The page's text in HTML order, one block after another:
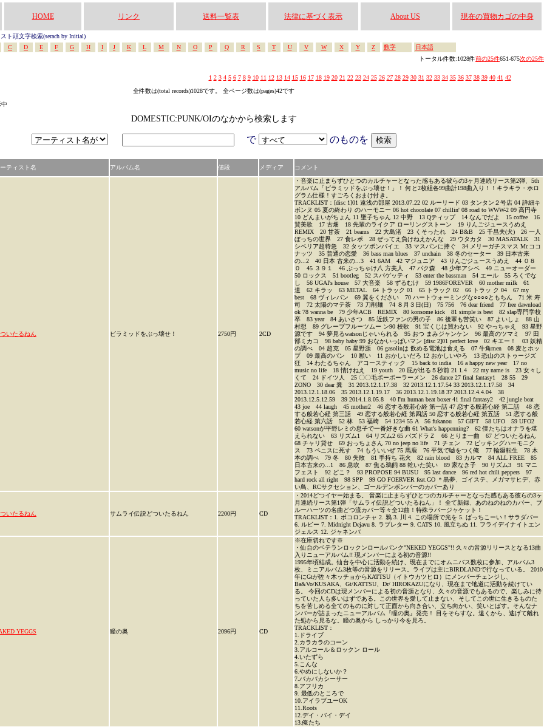
HOME リンク 送料一覧表 法律に基づく表示 About US 現在の買物カゴの中身
ト頭文字検索(serach by Initial)
C
D E F G H I J K L M N O P Q R S T U V W X Y Z 数字
日本語
トータル件数:1028件前の25件651-675次の25件
1 2 3 4 5 6 7 8 9 10 11 12 13 14 15 16 17 18 19 20 21 22 23 24 25 26 27 28 29 30 31 32 33 34 35 36 37 38 39 40 41 42
全件数は(total records)1028です。 全ページ数は(pages)42です
DOMESTIC:PUNK/OIのなかから検索します
で のものを
ティスト名 アルバム名 値段 メディア コメント
いたるねん ピラミッドをぶっ壊せ！ 2750円 2CD
・音楽に止まらずひとつのカルチャーとなった感もある彼らの3ヶ月連続リース第2弾、5th
アルバム「ピラミッドをぶっ壊せ！」！ 何と2枚組各99曲計198曲入り！！キラキラ・ホロ
グラム仕様！すごろくおまけ付き。
TRACKLIST：[disc 1]01 遠浅の部屋 2013.07.22 02 ルーリード 03 タンタン２号店 04 詳細キ
ボンヌ 05 夏の終わり のハーモニー 06 hot chocolate 07 chillin' 08 road to WWW-2 09 高円寺
10 どんまいがちょん 11 聖子ちゃん 12 中野 13 Qティップ 14 なんでだよ 15 coffee 16
賛美歌 17 古畑 18 先輩のライクア ローリングストーン 19 りんごジュースうめえ
REMIX 20 甘茶 21 beams 22 大島渚 23 くそったれ 24 B&B 25 千昌夫(犬) 26 一人
ぼっちの世界 27 食レポ 28 ぜってえ負けねえかんな 29 ウタカタ 30 MASATALK 31
シベリア超特急 32 タッツボンバイエ 33 マスパンに捧ぐ 34 メリーガチスマス Mr.ココ
ナッツ 35 普通の恋愛 36 bass man blues 37 unchain 38 冬のセーター 39 日本古来
の...2 40 日本 古来の...3 41 6AM 42 マジュニア 43 りんごジュースうめえ 44 ０８
０ 45 ３９１ 46 ぶっちゃけ八 方美人 47 パク森 48 少年アシベ 49 ニューオーダー
50 ロックス 51 bootleg 52 スパゲッティ 53 enter the bassman 54 エール 55 ろくでな
し 56 UGAI's house 57 大音楽 58 ずるむけ 59 1986FOREVER 60 mother milk 61
道 62 キラッ 63 METAL 64 トラック 01 65 トラック 02 66 トラッ ク 04 67 my
best 68 ヴィレバン 69 翼をください 70 ハートウォーミングな○○○○ともちん 71 米 寿
司 72 太陽のマテ茶 73 刀削麺 74 ８月３日(日) 75 756 76 dear friend 77 free dawnload
ok 78 wanna be 79 少年ACB REMIX 80 konsome kick 81 simple is best 82 slap専門学校
卒 83 year 84 あいさつ 85 近鉄ファンの男の子 86 後輩も苦笑い 87 よいしょ 88 山
村想 89 グレープフルーツムー ン90 校歌 91 宝くじは買わない 92 やっちゃえ 93 星野
源です 94 夢見るwatsonじゃいられる 95 おつ まみジャンケン 96 最高のツマミ 97 田
部ミカコ 98 baby baby 99 おなかいっぱいマン [disc 2]01 perfect love 02 キエー！ 03 妖精
の調べ 04 超克 05 星野源 06 gasolinは 飲める電池は食える 07 牛角men 08 麦とホッ
プ 09 最高のパン 10 願い 11 おかしいだろ 12 おかしいやろ 13 恐山のストゥージズ
狂 14 わたるちゃん アコースティック 15 back to india 16 a happy new year 17 no
music no life 18 情けねえ 19 youth 20 屁が出る５秒前 21 1.4 22 my name is 23 女々し
くて 24 ドイツ人 25 〇〇毛ボーボーラーメン 26 dance 27 final fantasy1 28 55 29
ZONO 30 dear 糞 31 2013.12.1.17.38 32 2013.12.1.17.54 33 2013.12.1.17.58 34
2013.12.1.18.06 35 2013.12.1.19.17 36 2013.12.1.19.18 37 2013.12.4.4.04 38
2013.12.5.12.59 39 2014.1.8.05.8 40 I'm human beat boxer 41 final fantasy2 42 jungle beat
43 joe 44 laugh 45 mother2 46 恋する般若心経 第一話 47 恋する般若心経 第二話 48 恋
する般若心経 第三話 49 恋する般若心経 第四話 50 恋する般若心経 第五話 51 恋する般
若心経 第六話 52 林 53 福崎 54 1234 55 A 56 fukanou 57 GIFT 58 UFO 59 UFO2
60 watsonが平野レミの息子で一番好きな曲 61 What's happenning? 62 僕たちはオナラを堪
えられない 63 リズム1 64 リズム2 65 パズドラＺ 66 とりま一曲 67 どついたるねん
68 チャリ貸せ 69 おっちょさん 70 no jeep no life 71 チェン 72 ピッキングハーモニク
ス 73 ペニスに死す 74 もういいぜ 75 馬鹿 76 平気で嘘をつく俺 77 輪廻転生 78 木
本の調べ 79 冬 80 失敗 81 手持ち 花火 82 rain blood 83 カルマ 84 ALL FREE 85
日本古来の...1 86 息吹 87 焦る鵜飼 88 乾いた笑い 89 家なき子 90 リズム3 91 マニ
フェスト 92 どこ？ 93 PROPOSE 94 BUSU 95 last dance 96 red hot chili peppers 97
hard rock all right 98 SPP 99 GO FOERVER feat.GO ＊黒夢、ゴイステ、メガマサヒデ、赤
い鳥、RCサクセション、ゴールデンボンバーのカバーあり
いたるねん サムライ伝説どついたるねん 2200円 CD
・2014どつイヤー始まる。 音楽に止まらずひとつのカルチャーとなった感もある彼らの3ヶ
月連続リース第1弾「サムライ伝説どついたるねん」！ 全て新録、あのねのねのカバー、ブ
ルーハーツの名曲どつ流カバー等々全12曲！特殊ラバージャケット！
TRACKLIST：1. ポコロンチャ 2. 鴉 3. 川 4. この場所で光を 5. ばっちこーい！サラダバー
6. ルビー 7. Midnight Dejavu 8. ラブレター 9. CATS 10. 風立ちぬ 11. フライデイナイトエン
ジェルス 12. ジャネンバ
YEGGS 瞳の奥 2096円 CD
※在庫切れです※
・仙台のベテランロックンロールパンク"NEKED YEGGS"!! 久々の音源リリースとなる13曲
入りニューアルバム!! 現メンバーによる初の音源!!
1995年頃結成。仙台を中心に活動を続け、現在までにオムニバス数枚に参加、アルバム3
枚、ミニアルバム3枚等の音源をリリース。ライブは主にBIRDLANDで行なっている。 2010
年にGtが佐々木ッチョからKATTSU（イトウカツヒロ）にメンバーチェンジし、
Ba&Vo/KUSAKA、Gt/KATTSU、Dr/ HIROKAZUになり、現在まで地道に活動を続けてい
る。 今回のCDは現メンバーによる初の音源となり、久々の音源でもあるので、楽しみに待
っていた人も多いはずである。この世界を愛して止まない、そしてこの世に生きるものた
ちを苦しめる全てのものに対して正面から向き合い、立ち向かい、笑いとばす。そんなナ
ンバーが詰まったニューアルバム『瞳の奥』発売！ 目をそらすな。遠くから、逃げて離れ
た処から見るな。瞳の奥から しっかり今を見ろ。
TRACKLIST：
1.ドライブ
2.カラカラのコーン
3.アルコール＆ロックン ロール
4.いたずら
5.こんな
6.やめにしないか？
7.バカバカシーサー
8.アフリカ
9. 最低のところで
10.アイラブユーOK
11.Roots
12.デイ・バイ・デイ
13.俺たち